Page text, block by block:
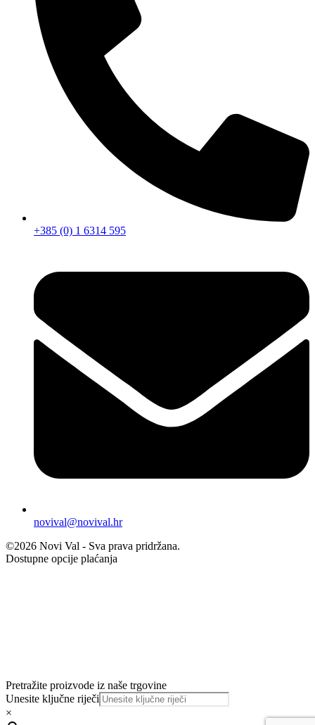
+385 (0) 1 6314 595
novival@novival.hr
©2026 Novi Val - Sva prava pridržana.
Dostupne opcije plaćanja
Pretražite proizvode iz naše trgovine
Unesite ključne riječi
×